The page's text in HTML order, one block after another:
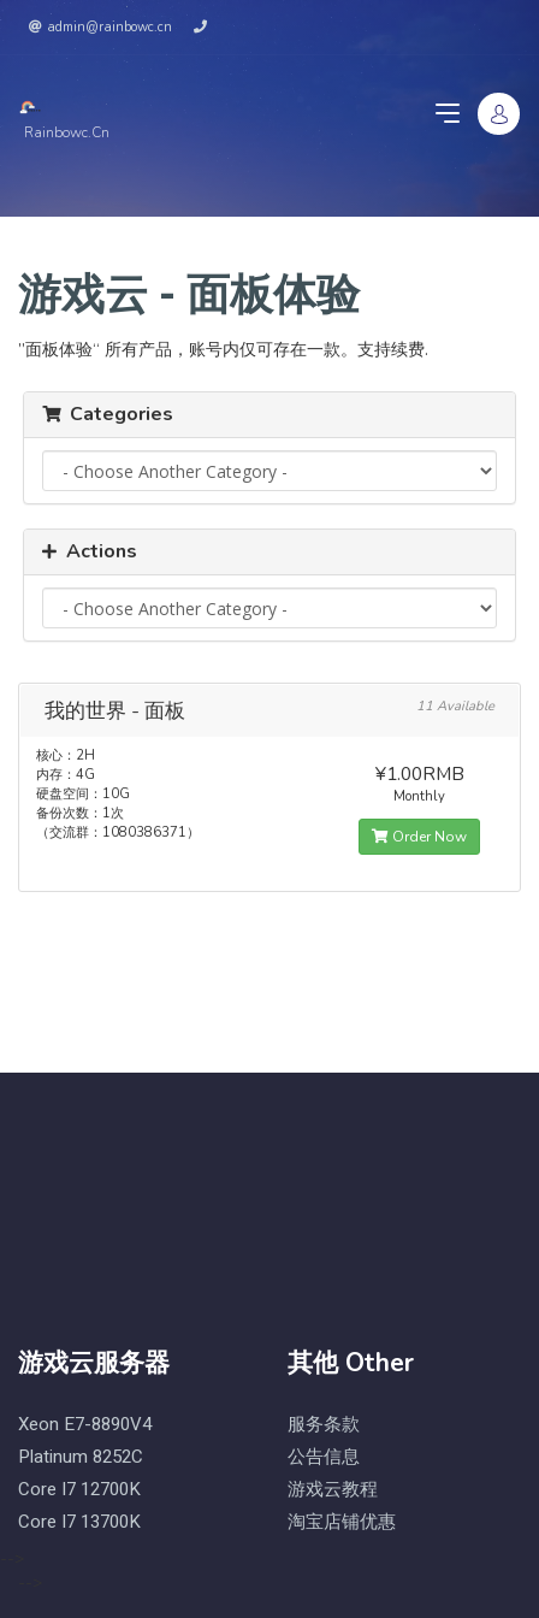
admin@rainbowc.cn
Rainbowc.cn
游戏云 - 面板体验
”面板体验“ 所有产品，账号内仅可存在一款。支持续费.
Categories
Actions
我的世界 - 面板 11 Available
核心：2H
内存：4G
硬盘空间：10G
备份次数：1次
（交流群：1080386371）
¥1.00RMB
Monthly
Order Now
游戏云服务器
Xeon E7-8890V4
Platinum 8252C
Core I7 12700K
Core I7 13700K
其他 Other
服务条款
公告信息
游戏云教程
淘宝店铺优惠